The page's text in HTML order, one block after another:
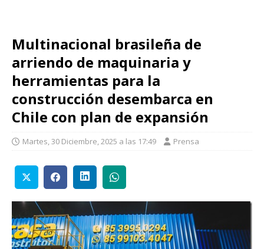
Multinacional brasileña de
arriendo de maquinaria y
herramientas para la
construcción desembarca en
Chile con plan de expansión
Martes, 30 Diciembre, 2025 a las 17:49 Prensa